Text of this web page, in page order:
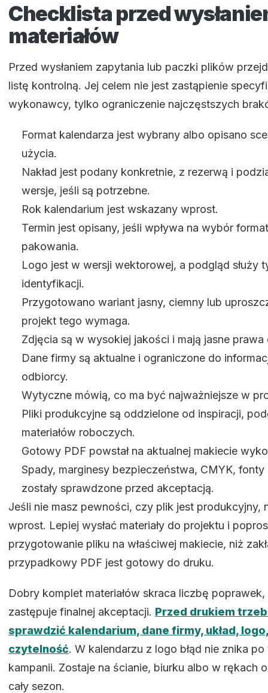
Checklista przed
materiałów
Przed wysłaniem zapytania lub paczki plików
listę kontrolną. Jej celem nie jest zastąpienie
wykonawcy, tylko ograniczenie najczęstszych
Format kalendarza jest wybrany albo opisano
użycia.
Nakład jest podany konkretnie, z rezerwą i
wersje, jeśli są potrzebne.
Rok kalendarium jest wskazany wprost.
Termin jest opisany, jeśli wpływa na wybór
pakowania.
Logo jest w wersji wektorowej, a podgląd służy
identyfikacji.
Przygotowano wariant jasny, ciemny lub
projekt tego wymaga.
Zdjęcia są w wysokiej jakości i mają jasne prawa
Dane firmy są aktualne i ograniczone do
odbiorcy.
Wytyczne mówią, co ma być najważniejsze w
Pliki produkcyjne są oddzielone od inspiracji,
materiałów roboczych.
Gotowy PDF powstał na aktualnej makiecie
Spady, marginesy bezpieczeństwa, CMYK,
zostały sprawdzone przed akceptacją.
Jeśli nie masz pewności, czy plik jest produkcyjny,
wprost. Lepiej wysłać materiały do projektu i
przygotowanie pliku na właściwej makiecie, niż
przypadkowy PDF jest gotowy do druku.
Dobry komplet materiałów skraca liczbę poprawek,
zastępuje finalnej akceptacji. Przed drukiem
sprawdzić kalendarium, dane firmy, układ,
czytelność. W kalendarzu z logo błąd nie znika
kampanii. Zostaje na ścianie, biurku albo w rękach
cały sezon.